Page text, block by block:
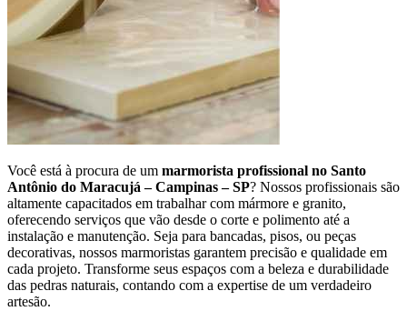
Você está à procura de um marmorista profissional no Santo
Antônio do Maracujá – Campinas – SP? Nossos profissionais são
altamente capacitados em trabalhar com mármore e granito,
oferecendo serviços que vão desde o corte e polimento até a
instalação e manutenção. Seja para bancadas, pisos, ou peças
decorativas, nossos marmoristas garantem precisão e qualidade em
cada projeto. Transforme seus espaços com a beleza e durabilidade
das pedras naturais, contando com a expertise de um verdadeiro
artesão.